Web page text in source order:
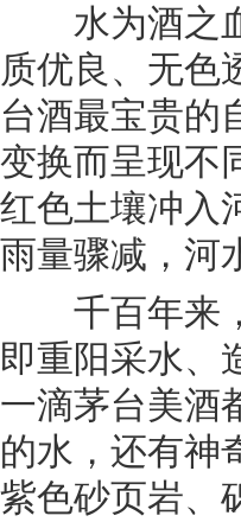
水为酒之血
质优良、无色
台酒最宝贵的
变换而呈现不
红色土壤冲入
雨量骤减，河
千百年来，
即重阳采水、
一滴茅台美酒
的水，还有神
紫色砂页岩、